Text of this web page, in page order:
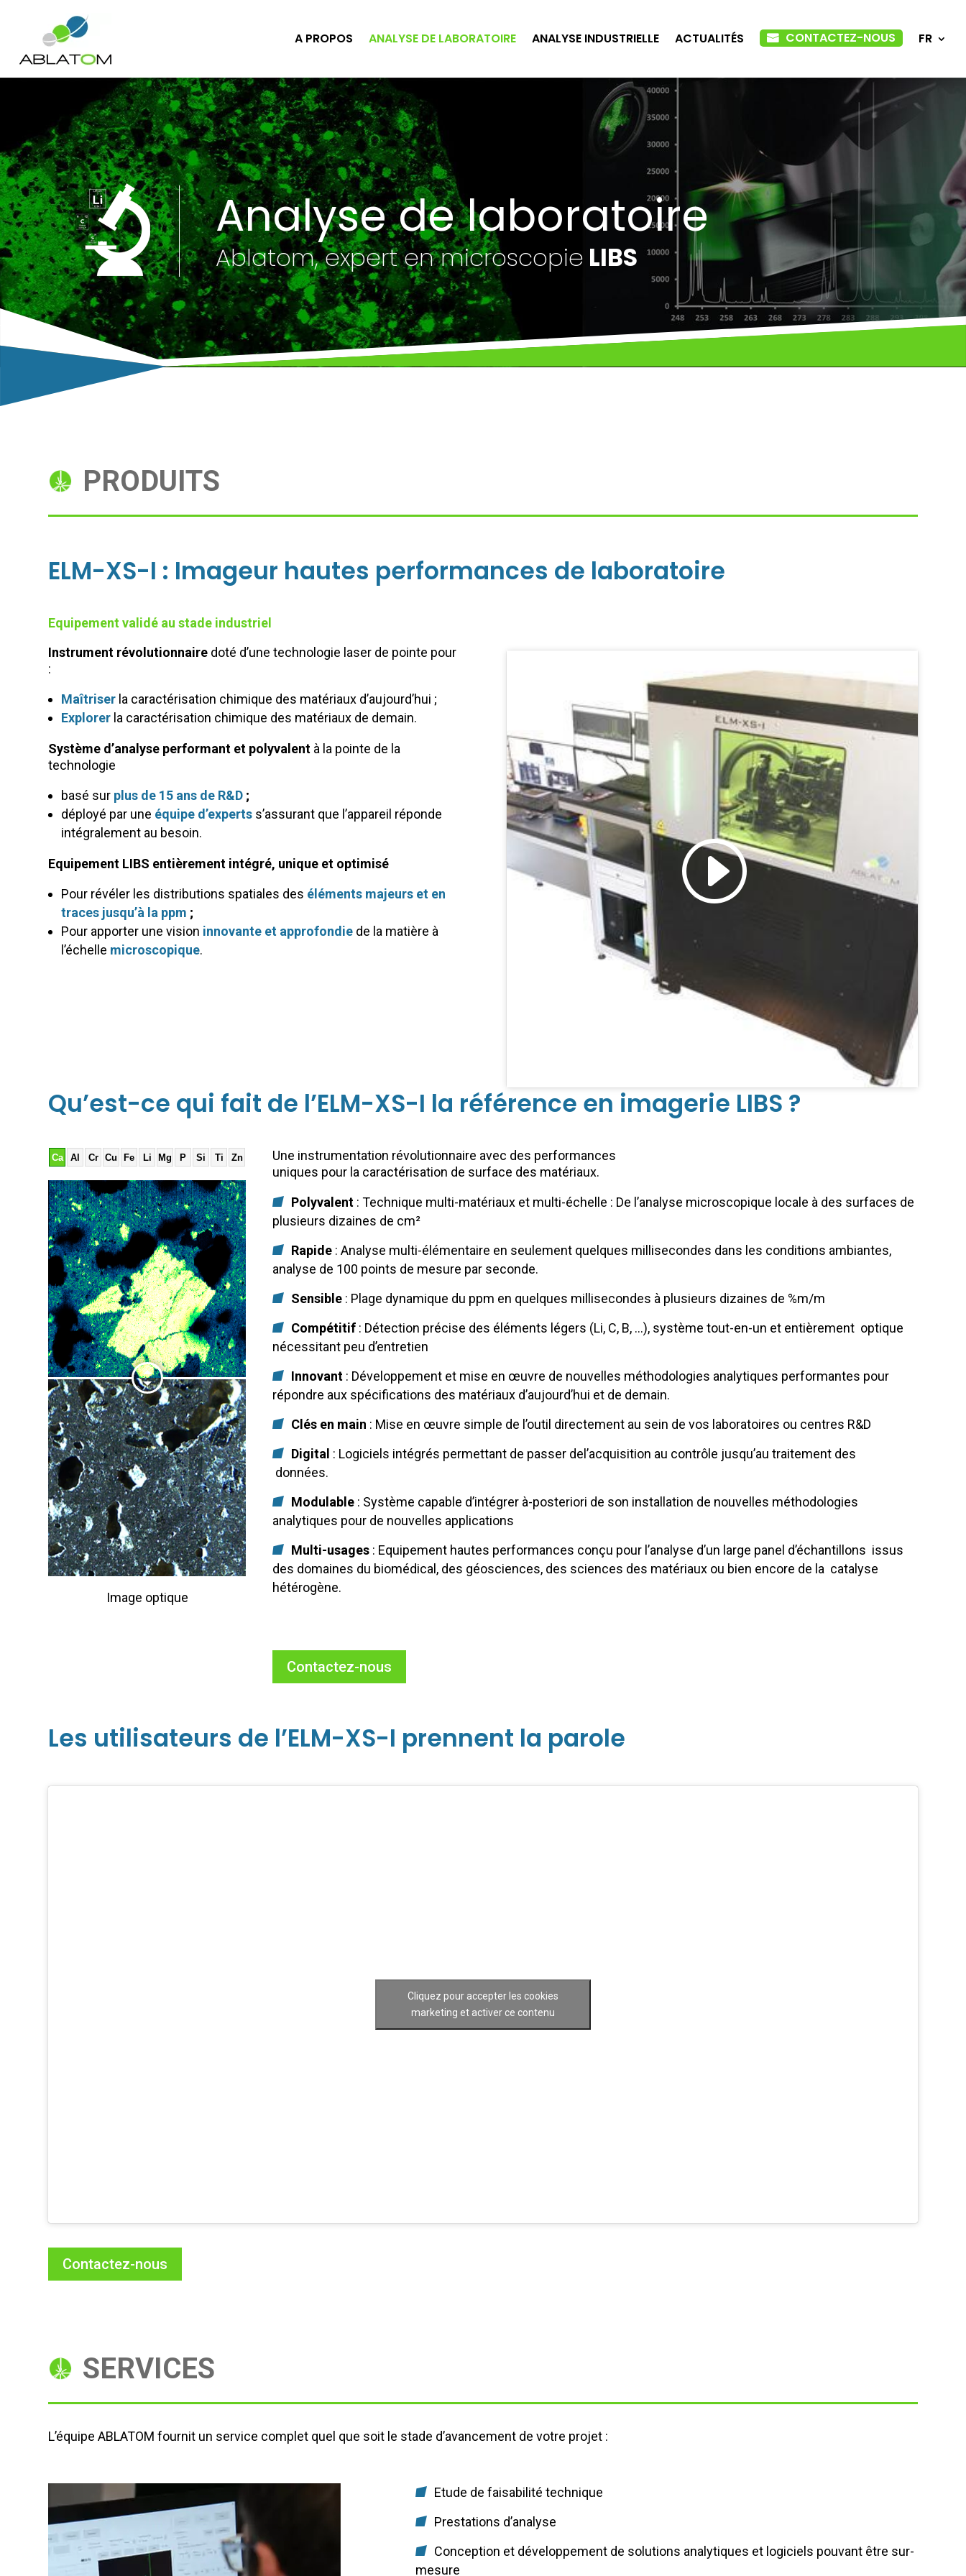
A PROPOS ANALYSE DE LABORATOIRE ANALYSE INDUSTRIELLE ACTUALITÉS CONTACTEZ-NOUS FR
Analyse de laboratoire
Ablatom, expert en microscopie LIBS
PRODUITS
ELM-XS-I : Imageur hautes performances de laboratoire
Equipement validé au stade industriel
Instrument révolutionnaire doté d’une technologie laser de pointe pour
:
Maîtriser la caractérisation chimique des matériaux d’aujourd’hui ;
Explorer la caractérisation chimique des matériaux de demain.
Système d’analyse performant et polyvalent à la pointe de la
technologie
basé sur plus de 15 ans de R&D ;
déployé par une équipe d’experts s’assurant que l’appareil réponde
intégralement au besoin.
Equipement LIBS entièrement intégré, unique et optimisé
Pour révéler les distributions spatiales des éléments majeurs et en
traces jusqu’à la ppm ;
Pour apporter une vision innovante et approfondie de la matière à
l’échelle microscopique.
Cliquez pour accepter les cookies
marketing et activer ce contenu
Qu’est-ce qui fait de l’ELM-XS-I la référence en imagerie LIBS ?
Ca Al Cr Cu Fe Li Mg P Si Ti Zn
Image optique
Une instrumentation révolutionnaire avec des performances
uniques pour la caractérisation de surface des matériaux.
Polyvalent: Technique multi-matériaux et multi-échelle : De l’analyse microscopique locale à des surfaces de
plusieurs dizaines de cm²
Rapide: Analyse multi-élémentaire en seulement quelques millisecondes dans les conditions ambiantes,
analyse de 100 points de mesure par seconde.
Sensible: Plage dynamique du ppm en quelques millisecondes à plusieurs dizaines de %m/m
Compétitif: Détection précise des éléments légers (Li, C, B, …), système tout-en-un et entièrement optique
nécessitant peu d’entretien
Innovant: Développement et mise en œuvre de nouvelles méthodologies analytiques performantes pour
répondre aux spécifications des matériaux d’aujourd’hui et de demain.
Clés en main : Mise en œuvre simple de l’outil directement au sein de vos laboratoires ou centres R&D
Digital : Logiciels intégrés permettant de passer del’acquisition au contrôle jusqu’au traitement des
données.
Modulable: Système capable d’intégrer à-posteriori de son installation de nouvelles méthodologies
analytiques pour de nouvelles applications
Multi-usages: Equipement hautes performances conçu pour l’analyse d’un large panel d’échantillons issus
des domaines du biomédical, des géosciences, des sciences des matériaux ou bien encore de la catalyse
hétérogène.
Contactez-nous
Les utilisateurs de l’ELM-XS-I prennent la parole
Cliquez pour accepter les cookies
marketing et activer ce contenu
Contactez-nous
SERVICES
L’équipe ABLATOM fournit un service complet quel que soit le stade d’avancement de votre projet :
Etude de faisabilité technique
Prestations d’analyse
Conception et développement de solutions analytiques et logiciels pouvant être sur-
mesure